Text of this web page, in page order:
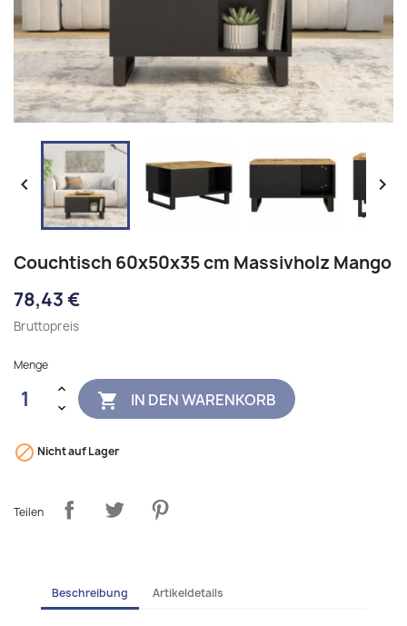
 
Couchtisch 60x50x35 cm Massivholz Mango
78,43 €
Bruttopreis
Menge
 IN DEN WARENKORB
 Nicht auf Lager
Teilen
Beschreibung Artikeldetails